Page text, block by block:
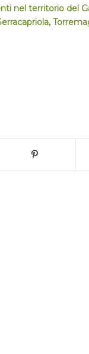
nel territorio del